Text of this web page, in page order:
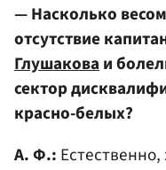
— Насколько
отсутствие
Глушаковаи
сектор
красно-белых?
А. Ф.: